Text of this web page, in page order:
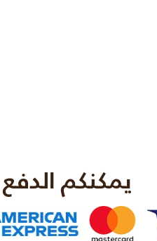
يمكنكم الدفع